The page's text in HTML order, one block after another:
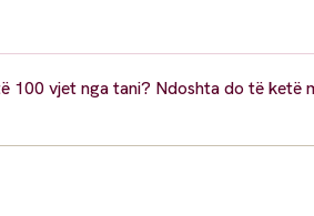
100 vjet nga tani? Ndoshta do të ketë